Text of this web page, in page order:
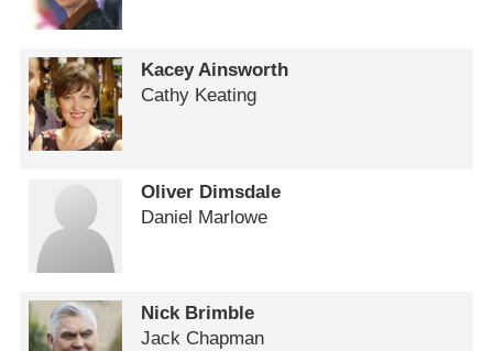
Kacey Ainsworth
Cathy Keating
Oliver Dimsdale
Daniel Marlowe
Nick Brimble
Jack Chapman